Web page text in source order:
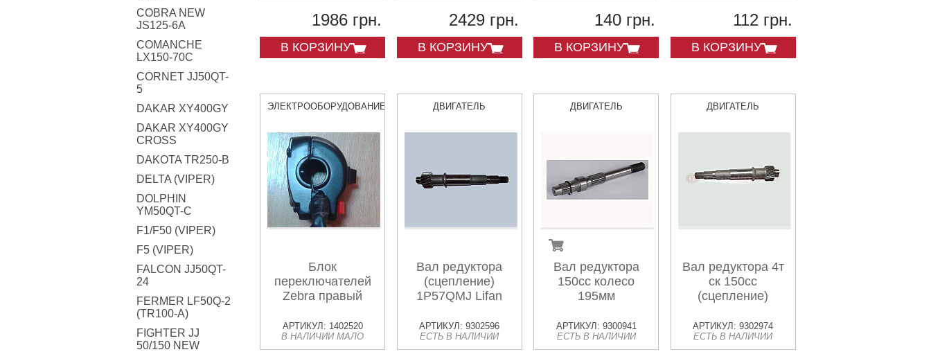
COBRA NEW
JS125-6A
COMANCHE
LX150-70C
CORNET JJ50QT-
5
DAKAR XY400GY
DAKAR XY400GY
CROSS
DAKOTA TR250-B
DELTA (VIPER)
DOLPHIN
YM50QT-C
F1/F50 (VIPER)
F5 (VIPER)
FALCON JJ50QT-
24
FERMER LF50Q-2
(TR100-A)
FIGHTER JJ
50/150 NEW
1986 грн.
В КОРЗИНУ
2429 грн.
В КОРЗИНУ
140 грн.
В КОРЗИНУ
112 грн.
В КОРЗИНУ
ЭЛЕКТРООБОРУДОВАНИЕ
Блок
переключателей
Zebra правый
АРТИКУЛ: 1402520
В НАЛИЧИИ МАЛО
ДВИГАТЕЛЬ
Вал редуктора
(сцепление)
1P57QMJ Lifan
АРТИКУЛ: 9302596
ЕСТЬ В НАЛИЧИИ
ДВИГАТЕЛЬ
Вал редуктора
150сс колесо
195мм
АРТИКУЛ: 9300941
ЕСТЬ В НАЛИЧИИ
ДВИГАТЕЛЬ
Вал редуктора 4т
ск 150сс
(сцепление)
АРТИКУЛ: 9302974
ЕСТЬ В НАЛИЧИИ